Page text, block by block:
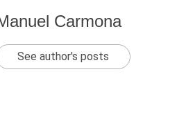
Carmona
See author's posts